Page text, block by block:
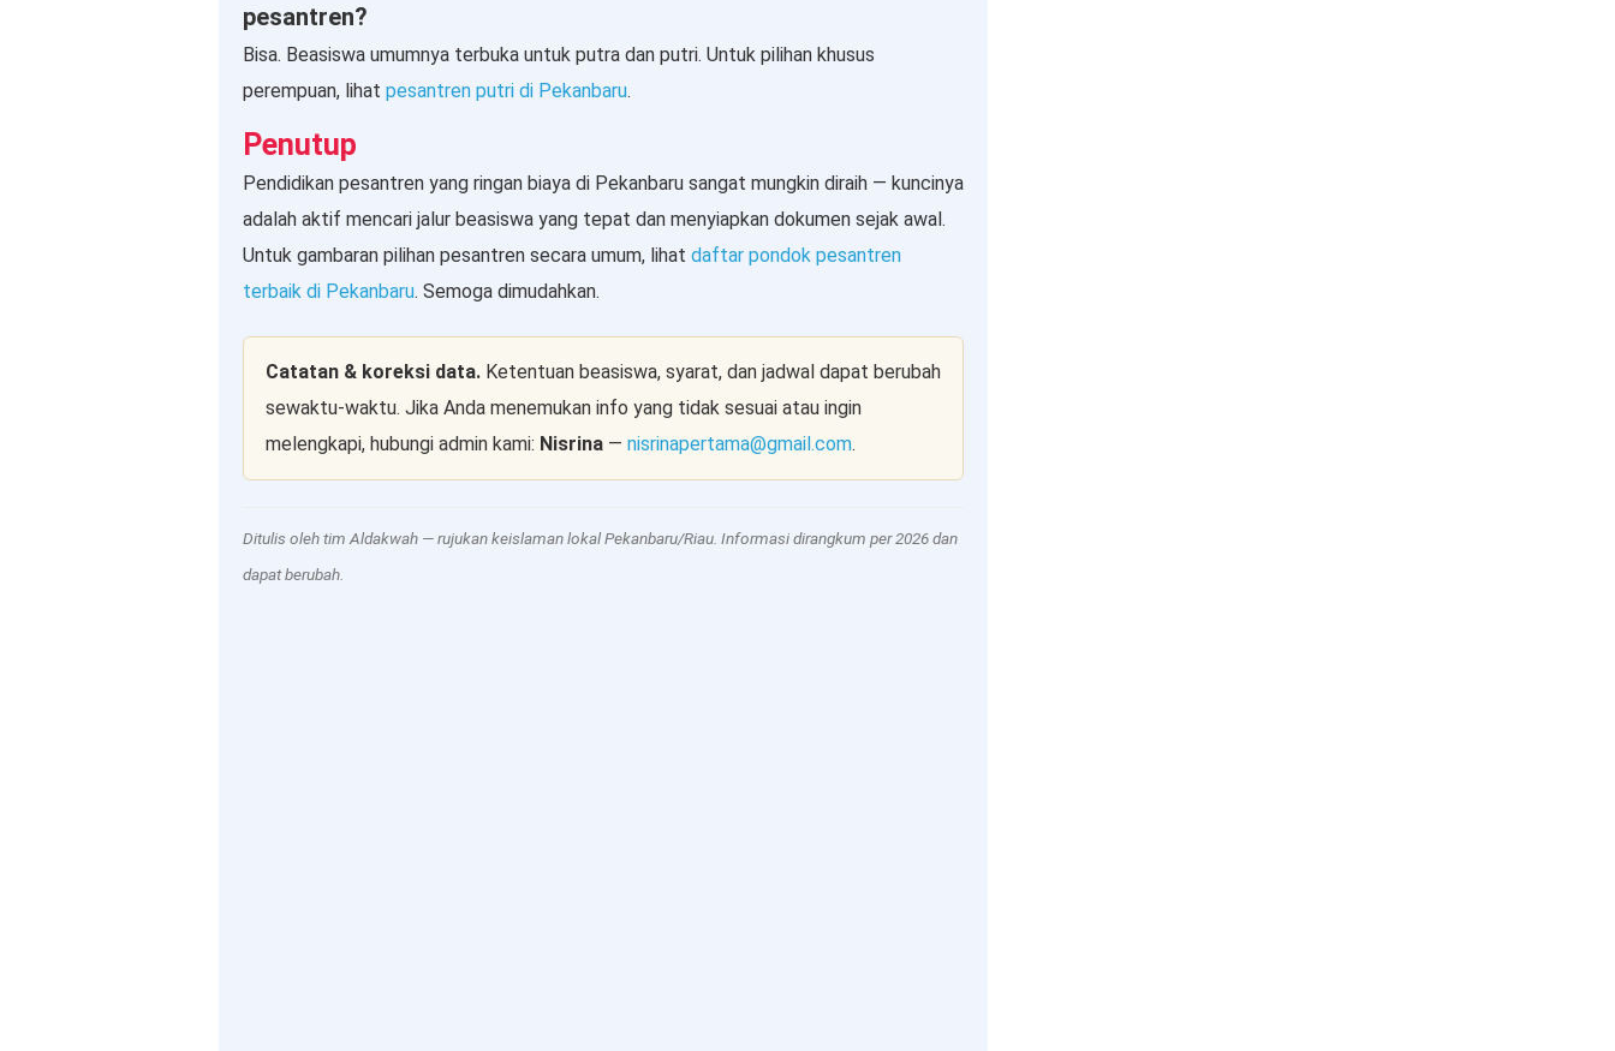
pesantren?
Bisa. Beasiswa umumnya terbuka untuk putra dan putri. Untuk pilihan khusus
perempuan, lihat pesantren putri di Pekanbaru.
Penutup
Pendidikan pesantren yang ringan biaya di Pekanbaru sangat mungkin diraih — kuncinya
adalah aktif mencari jalur beasiswa yang tepat dan menyiapkan dokumen sejak awal.
Untuk gambaran pilihan pesantren secara umum, lihat daftar pondok pesantren
terbaik di Pekanbaru. Semoga dimudahkan.
Catatan & koreksi data. Ketentuan beasiswa, syarat, dan jadwal dapat berubah
sewaktu-waktu. Jika Anda menemukan info yang tidak sesuai atau ingin
melengkapi, hubungi admin kami: Nisrina — nisrinapertama@gmail.com.
Ditulis oleh tim Aldakwah — rujukan keislaman lokal Pekanbaru/Riau. Informasi dirangkum per 2026 dan
dapat berubah.